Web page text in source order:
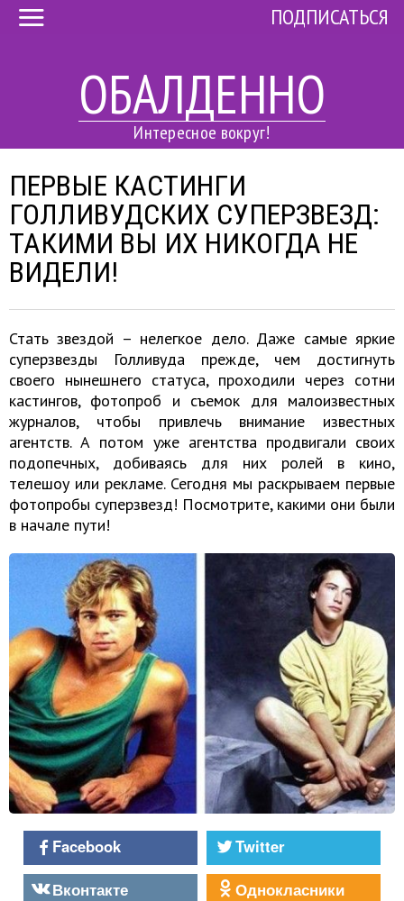
ОБАЛДЕННО
Интересное вокруг!
ПОДПИСАТЬСЯ
ПЕРВЫЕ КАСТИНГИ
ГОЛЛИВУДСКИХ СУПЕРЗВЕЗД:
ТАКИМИ ВЫ ИХ НИКОГДА НЕ
ВИДЕЛИ!
Стать звездой – нелегкое дело. Даже самые яркие
суперзвезды Голливуда прежде, чем достигнуть
своего нынешнего статуса, проходили через сотни
кастингов, фотопроб и съемок для малоизвестных
журналов, чтобы привлечь внимание известных
агентств. А потом уже агентства продвигали своих
подопечных, добиваясь для них ролей в кино,
телешоу или рекламе. Сегодня мы раскрываем первые
фотопробы суперзвезд! Посмотрите, какими они были
в начале пути!
Facebook
Twitter
Вконтакте
Однокласники